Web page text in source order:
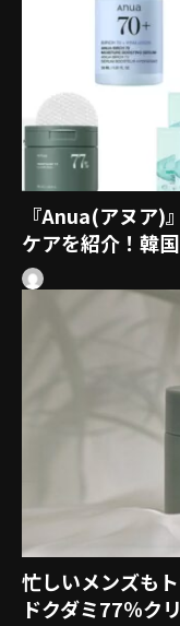
『Anua(アヌア)
ケアを紹介！韓
忙しいメンズも
ドクダミ77％ク